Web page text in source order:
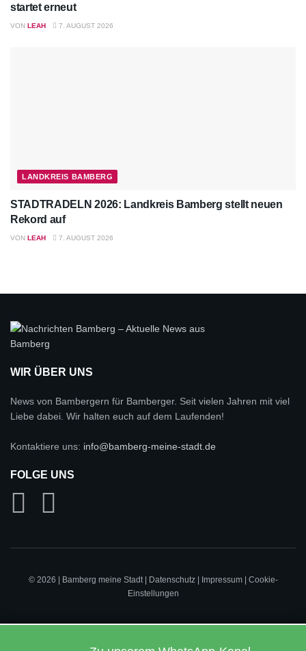
startet erneut
VON LEAH 7. AUGUST 2026
LANDKREIS BAMBERG
STADTRADELN 2026: Landkreis Bamberg stellt neuen
Rekord auf
VON LEAH 7. AUGUST 2026
WIR ÜBER UNS
News von Bambergern für Bamberger. Seit vielen Jahren mit viel
Liebe dabei. Wir halten euch auf dem Laufenden!
Kontaktiere uns: info@bamberg-meine-stadt.de
FOLGE UNS
© 2026 | Bamberg meine Stadt | Datenschutz| Impressum| Cookie-
Einstellungen